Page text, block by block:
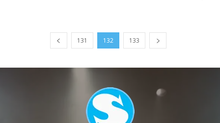
131 132 133